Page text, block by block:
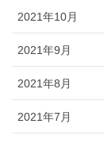
2021年10月
2021年9月
2021年8月
2021年7月